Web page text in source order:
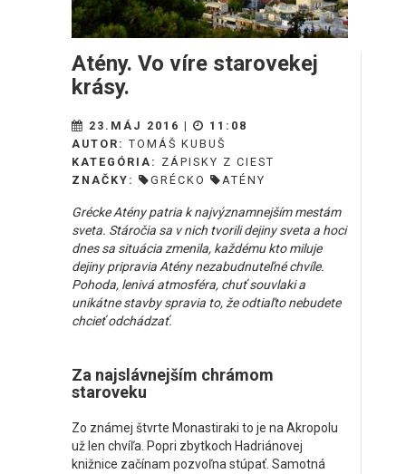
Atény. Vo víre starovekej
krásy.
23.MÁJ 2016 |
11:08
AUTOR: TOMÁŠ KUBUŠ
KATEGÓRIA: ZÁPISKY Z CIEST
ZNAČKY:
GRÉCKO ATÉNY
Grécke Atény patria k najvýznamnejším mestám
sveta. Stáročia sa v nich tvorili dejiny sveta a hoci
dnes sa situácia zmenila, každému kto miluje
dejiny pripravia Atény nezabudnuteľné chvíle.
Pohoda, lenivá atmosféra, chuť souvlaki a
unikátne stavby spravia to, že odtiaľto nebudete
chcieť odchádzať.
Za najslávnejším chrámom
staroveku
Zo známej štvrte Monastiraki to je na Akropolu
už len chvíľa. Popri zbytkoch Hadriánovej
knižnice začínam pozvoľna stúpať. Samotná